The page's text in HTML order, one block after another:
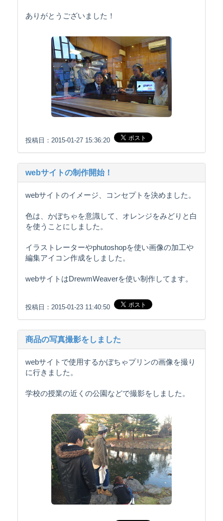
ありがとうございました！
投稿日：2015-01-27 15:36:20
webサイトの制作開始！
webサイトのイメージ、コンセプトを決めました。
色は、かぼちゃを意識して、オレンジをみどりと白
を使うことにしました。
イラストレーターやphutoshopを使い画像の加工や
編集アイコン作成をしました。
webサイトはDrewmWeaverを使い制作してます。
投稿日：2015-01-23 11:40:50
商品の写真撮影をしました
webサイトで使用するかぼちゃプリンの画像を撮り
に行きました。
学校の授業の近くの公園などで撮影をしました。